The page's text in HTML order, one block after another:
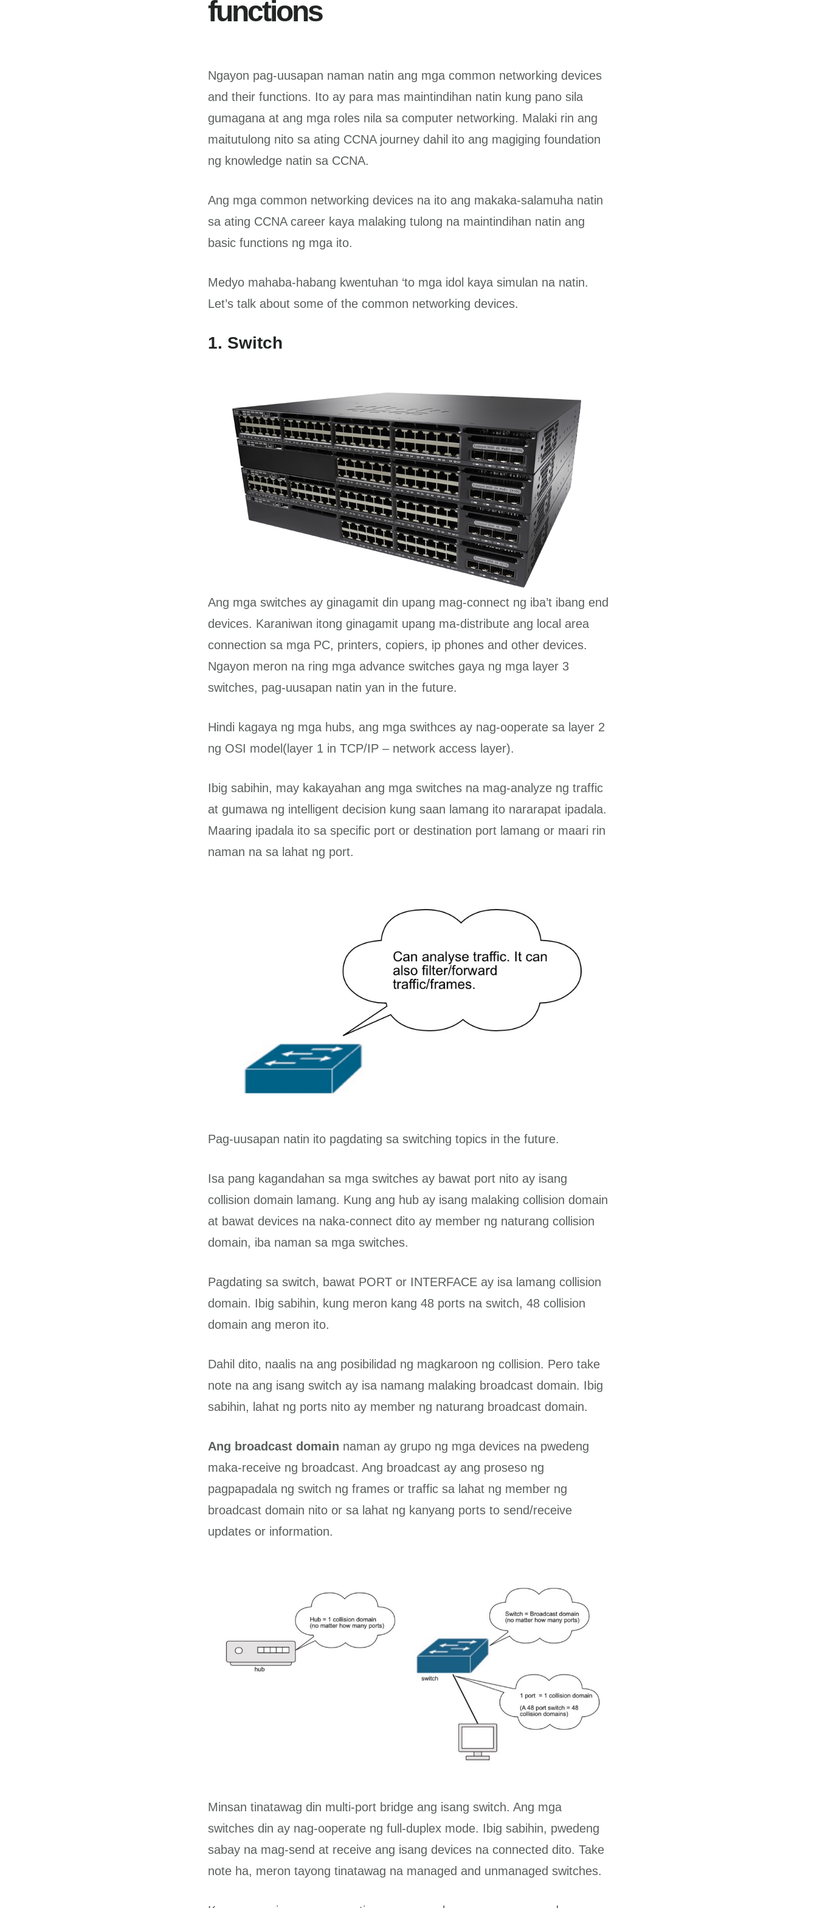
functions
Ngayon pag-uusapan naman natin ang mga common networking devices
and their functions. Ito ay para mas maintindihan natin kung pano sila
gumagana at ang mga roles nila sa computer networking. Malaki rin ang
maitutulong nito sa ating CCNA journey dahil ito ang magiging foundation
ng knowledge natin sa CCNA.
Ang mga common networking devices na ito ang makaka-salamuha natin
sa ating CCNA career kaya malaking tulong na maintindihan natin ang
basic functions ng mga ito.
Medyo mahaba-habang kwentuhan ‘to mga idol kaya simulan na natin.
Let’s talk about some of the common networking devices.
1. Switch
Ang mga switches ay ginagamit din upang mag-connect ng iba’t ibang end
devices. Karaniwan itong ginagamit upang ma-distribute ang local area
connection sa mga PC, printers, copiers, ip phones and other devices.
Ngayon meron na ring mga advance switches gaya ng mga layer 3
switches, pag-uusapan natin yan in the future.
Hindi kagaya ng mga hubs, ang mga swithces ay nag-ooperate sa layer 2
ng OSI model(layer 1 in TCP/IP – network access layer).
Ibig sabihin, may kakayahan ang mga switches na mag-analyze ng traffic
at gumawa ng intelligent decision kung saan lamang ito nararapat ipadala.
Maaring ipadala ito sa specific port or destination port lamang or maari rin
naman na sa lahat ng port.
Pag-uusapan natin ito pagdating sa switching topics in the future.
Isa pang kagandahan sa mga switches ay bawat port nito ay isang
collision domain lamang. Kung ang hub ay isang malaking collision domain
at bawat devices na naka-connect dito ay member ng naturang collision
domain, iba naman sa mga switches.
Pagdating sa switch, bawat PORT or INTERFACE ay isa lamang collision
domain. Ibig sabihin, kung meron kang 48 ports na switch, 48 collision
domain ang meron ito.
Dahil dito, naalis na ang posibilidad ng magkaroon ng collision. Pero take
note na ang isang switch ay isa namang malaking broadcast domain. Ibig
sabihin, lahat ng ports nito ay member ng naturang broadcast domain.
Ang broadcast domain naman ay grupo ng mga devices na pwedeng
maka-receive ng broadcast. Ang broadcast ay ang proseso ng
pagpapadala ng switch ng frames or traffic sa lahat ng member ng
broadcast domain nito or sa lahat ng kanyang ports to send/receive
updates or information.
Minsan tinatawag din multi-port bridge ang isang switch. Ang mga
switches din ay nag-ooperate ng full-duplex mode. Ibig sabihin, pwedeng
sabay na mag-send at receive ang isang devices na connected dito. Take
note ha, meron tayong tinatawag na managed and unmanaged switches.